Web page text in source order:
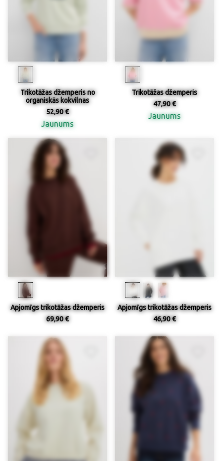
Trikotāžas džemperis no
organiskās kokvilnas
52,90 €
Jaunums
Trikotāžas džemperis
47,90 €
Jaunums
Apjomīgs trikotāžas džemperis
69,90 €
Apjomīgs trikotāžas džemperis
46,90 €